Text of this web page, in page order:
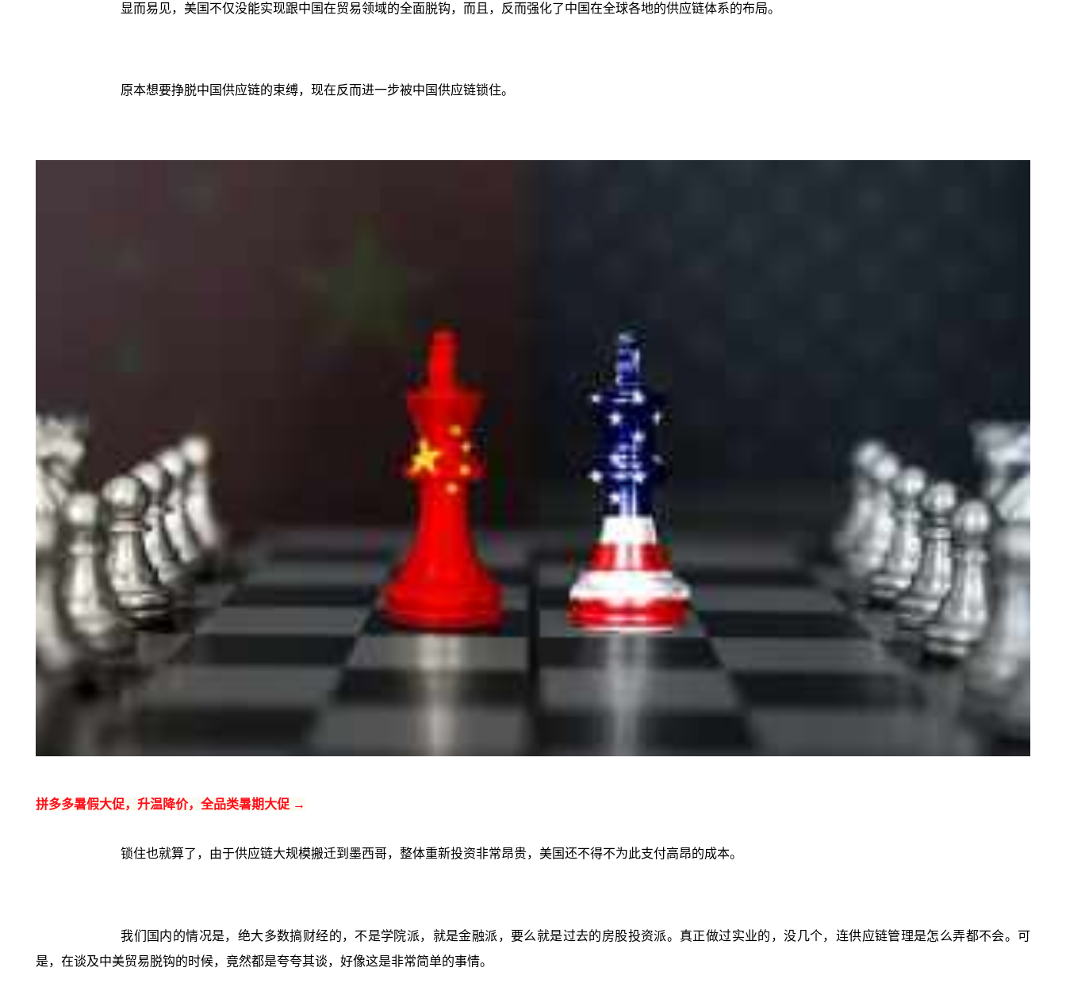
显而易见，美国不仅没能实现跟中国在贸易领域的全面脱钩，而且，反而强化了中国在全球各地的供应链体系的布局。
原本想要挣脱中国供应链的束缚，现在反而进一步被中国供应链锁住。
拼多多暑假大促，升温降价，全品类暑期大促 →
锁住也就算了，由于供应链大规模搬迁到墨西哥，整体重新投资非常昂贵，美国还不得不为此支付高昂的成本。
我们国内的情况是，绝大多数搞财经的，不是学院派，就是金融派，要么就是过去的房股投资派。真正做过实业的，没几个，连供应链管理是怎么弄都不会。可
是，在谈及中美贸易脱钩的时候，竟然都是夸夸其谈，好像这是非常简单的事情。